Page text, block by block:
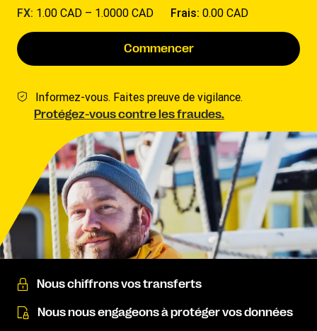
FX: 1.00 CAD – 1.0000 CAD Frais: 0.00 CAD
Commencer
Informez-vous. Faites preuve de vigilance.
Protégez-vous contre les fraudes.
Nous chiffrons vos transferts
Nous nous engageons à protéger vos données